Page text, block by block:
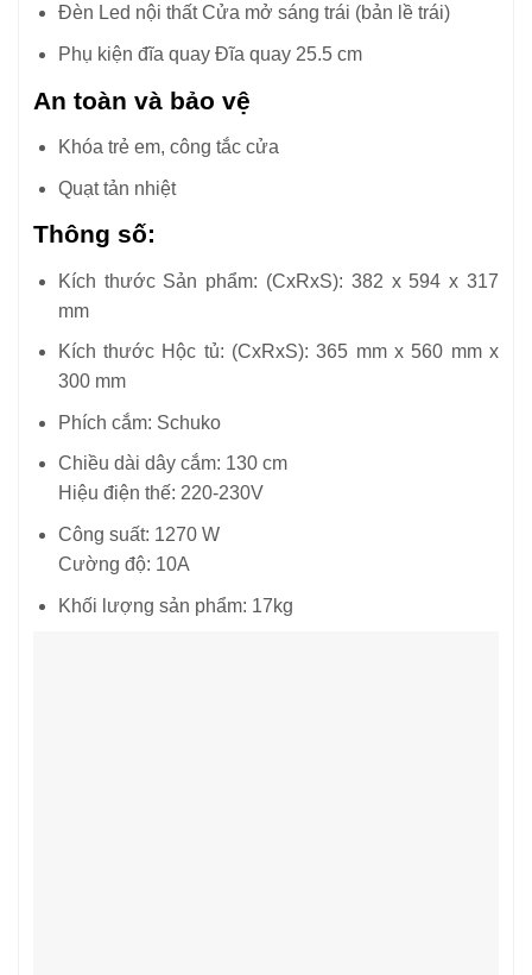
Đèn Led nội thất Cửa mở sáng trái (bản lề trái)
Phụ kiện đĩa quay Đĩa quay 25.5 cm
An toàn và bảo vệ
Khóa trẻ em, công tắc cửa
Quạt tản nhiệt
Thông số:
Kích thước Sản phẩm: (CxRxS): 382 x 594 x 317
mm
Kích thước Hộc tủ: (CxRxS): 365 mm x 560 mm x
300 mm
Phích cắm: Schuko
Chiều dài dây cắm: 130 cm
Hiệu điện thế: 220-230V
Công suất: 1270 W
Cường độ: 10A
Khối lượng sản phẩm: 17kg